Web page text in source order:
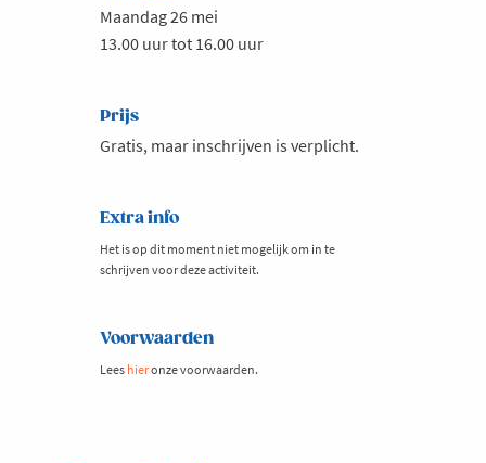
Maandag 26 mei
13.00 uur tot 16.00 uur
Prijs
Gratis, maar inschrijven is verplicht.
Extra info
Het is op dit moment niet mogelijk om in te
schrijven voor deze activiteit.
Voorwaarden
Lees hieronze voorwaarden.